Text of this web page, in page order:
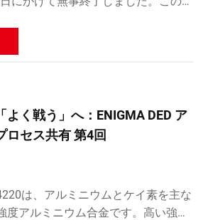
門来場者を惹きつけました。リー
あるENIGMA...
よく戦う」へ：ENIGMA DED ア
ロセス共有 第4回
は、アルミニウムとケイ素を主な
度アルミニウム合金です。高い強